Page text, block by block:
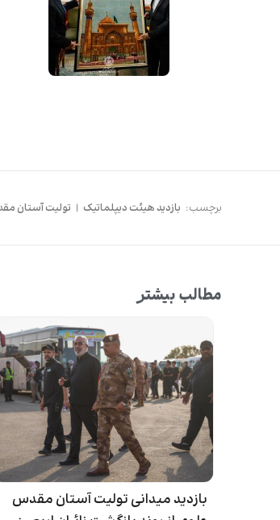
برچسب: بازدید هیئت دیپلماتیک | تولیت آستان
مطالب بیشتر
بازدید میدانی تولیت آستان مقدس